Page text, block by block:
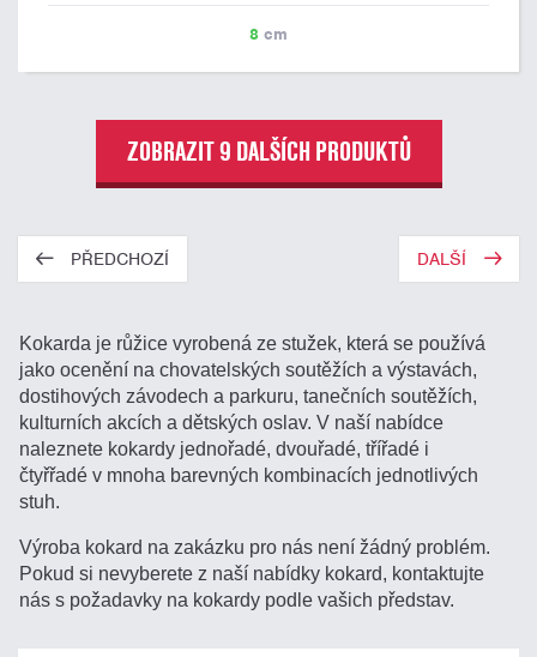
8 cm
ZOBRAZIT 9 DALŠÍCH PRODUKTŮ
PŘEDCHOZÍ DALŠÍ
Kokarda je růžice vyrobená ze stužek, která se používá
jako ocenění na chovatelských soutěžích a výstavách,
dostihových závodech a parkuru, tanečních soutěžích,
kulturních akcích a dětských oslav. V naší nabídce
naleznete kokardy jednořadé, dvouřadé, třířadé i
čtyřřadé v mnoha barevných kombinacích jednotlivých
stuh.
Výroba kokard na zakázku pro nás není žádný problém.
Pokud si nevyberete z naší nabídky kokard, kontaktujte
nás s požadavky na kokardy podle vašich představ.